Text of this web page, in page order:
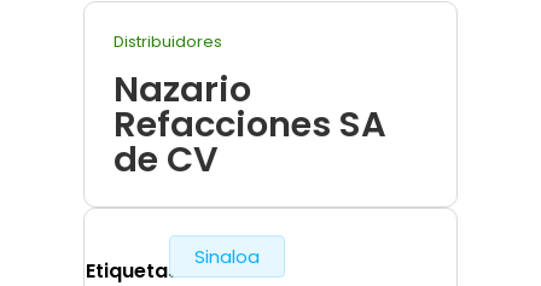
Distribuidores
Nazario
Refacciones SA
de CV
Etiquetas
Sinaloa